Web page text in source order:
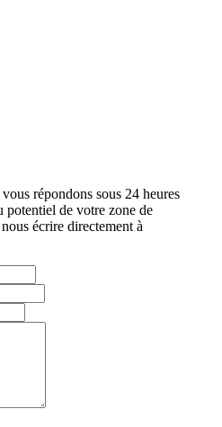
répondons sous 24 heures
potentiel de votre zone de
écrire directement à